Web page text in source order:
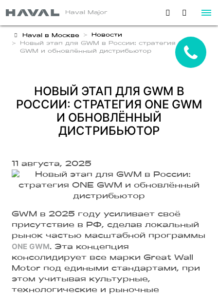
Haval Major
Haval в Москве
Новости
Новый этап для GWM в России: стратегия ONE
GWM и обновлённый дистрибьютор
НОВЫЙ ЭТАП ДЛЯ GWM В
РОССИИ: СТРАТЕГИЯ ONE GWM
И ОБНОВЛЁННЫЙ
ДИСТРИБЬЮТОР
11 августа, 2025
GWM в 2025 году усиливает своё
присутствие в РФ, сделав локальный
рынок частью масштабной программы
ONE GWM. Эта концепция
консолидирует все марки Great Wall
Motor под едиными стандартами, при
этом учитывая культурные,
технологические и рыночные